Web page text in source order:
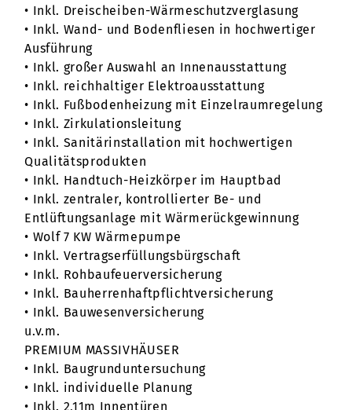
• Inkl. Dreischeiben-Wärmeschutzverglasung
• Inkl. Wand- und Bodenfliesen in hochwertiger
Ausführung
• Inkl. großer Auswahl an Innenausstattung
• Inkl. reichhaltiger Elektroausstattung
• Inkl. Fußbodenheizung mit Einzelraumregelung
• Inkl. Zirkulationsleitung
• Inkl. Sanitärinstallation mit hochwertigen
Qualitätsprodukten
• Inkl. Handtuch-Heizkörper im Hauptbad
• Inkl. zentraler, kontrollierter Be- und
Entlüftungsanlage mit Wärmerückgewinnung
• Wolf 7 KW Wärmepumpe
• Inkl. Vertragserfüllungsbürgschaft
• Inkl. Rohbaufeuerversicherung
• Inkl. Bauherrenhaftpflichtversicherung
• Inkl. Bauwesenversicherung
u.v.m.
PREMIUM MASSIVHÄUSER
• Inkl. Baugrunduntersuchung
• Inkl. individuelle Planung
• Inkl. 2,11m Innentüren